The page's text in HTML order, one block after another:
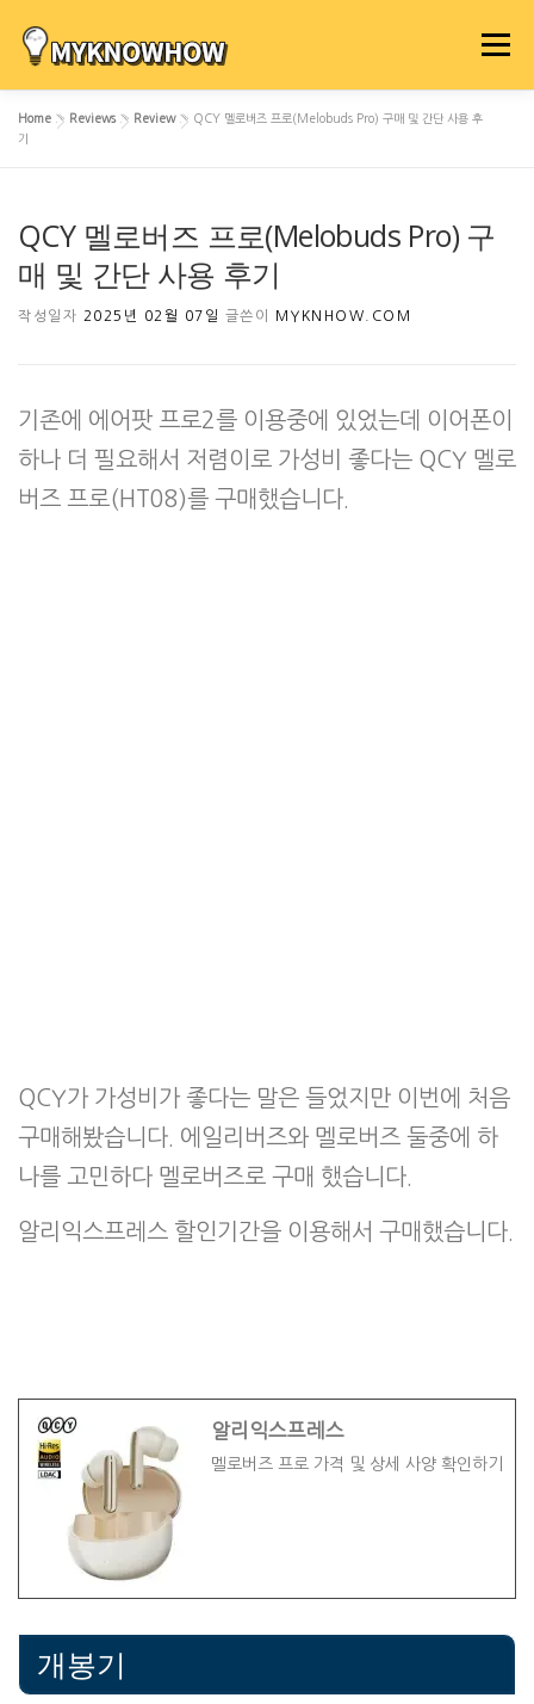
로
메뉴
Home » Reviews» Review» QCY 멜로버즈 프로(Melobuds Pro) 구매 및 간단 사용 후
기
QCY 멜로버즈 프로(Melobuds Pro) 구
매 및 간단 사용 후기
작성일자 2025년 02월 07일 글쓴이 MYKNHOW.COM
기존에 에어팟 프로2를 이용중에 있었는데 이어폰이
하나 더 필요해서 저렴이로 가성비 좋다는 QCY 멜로
버즈 프로(HT08)를 구매했습니다.
QCY가 가성비가 좋다는 말은 들었지만 이번에 처음
구매해봤습니다. 에일리버즈와 멜로버즈 둘중에 하
나를 고민하다 멜로버즈로 구매 했습니다.
알리익스프레스 할인기간을 이용해서 구매했습니다.
알리익스프레스
멜로버즈 프로 가격 및 상세 사양 확인하기
개봉기